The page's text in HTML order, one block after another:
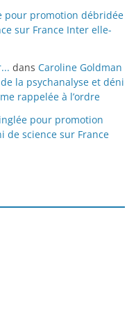
pour promotion débridée
sur France Inter elle-
dans Caroline Goldman
la psychanalyse et déni
rappelée à l’ordre
pour promotion
de science sur France